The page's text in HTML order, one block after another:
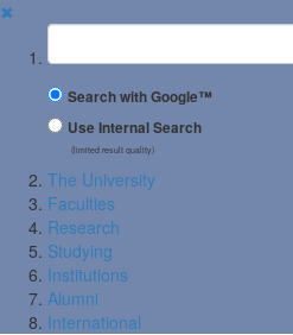
✖
Suchbegriff
Search with Google™
Use Internal Search
(limited result quality)
The University
Faculties
Research
Studying
Institutions
Alumni
International